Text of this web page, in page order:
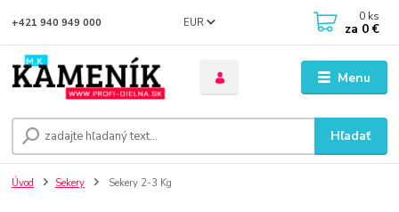
Menu
EUR
Hľadať
+421 940 949 000 0 ks
za 0 €
Úvod Sekery Sekery 2-3 Kg